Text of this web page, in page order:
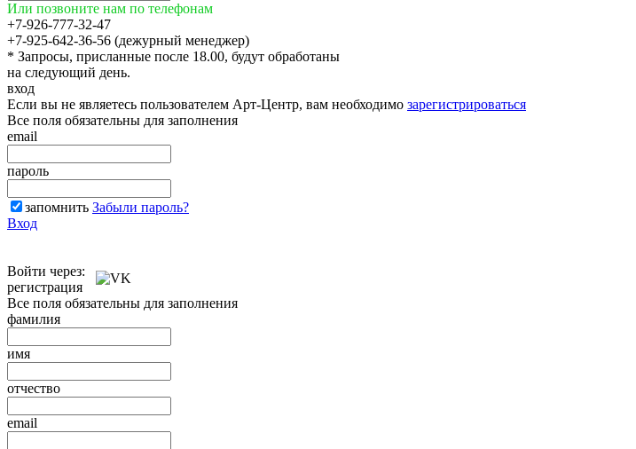
Или позвоните нам по телефонам
+7-926-777-32-47
+7-925-642-36-56 (дежурный менеджер)
* Запросы, присланные после 18.00, будут обработаны
на следующий день.
вход
Если вы не являетесь пользователем Арт-Центр, вам необходимо зарегистрироваться
Все поля обязательны для заполнения
email
пароль
запомнить Забыли пароль?
Вход
Войти через:
регистрация
Все поля обязательны для заполнения
фамилия
имя
отчество
email